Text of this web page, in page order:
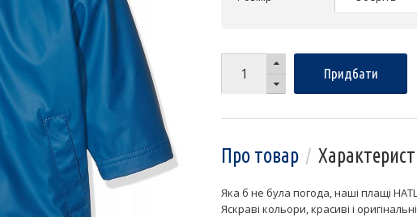
Придбати
Про товар
Яка б не була погода, наші плащі
Яскраві кольори, красиві і